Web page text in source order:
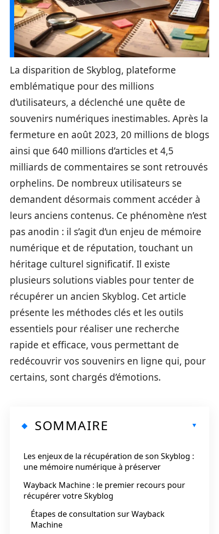
La disparition de Skyblog, plateforme
emblématique pour des millions
d’utilisateurs, a déclenché une quête de
souvenirs numériques inestimables. Après la
fermeture en août 2023, 20 millions de blogs
ainsi que 640 millions d’articles et 4,5
milliards de commentaires se sont retrouvés
orphelins. De nombreux utilisateurs se
demandent désormais comment accéder à
leurs anciens contenus. Ce phénomène n’est
pas anodin : il s’agit d’un enjeu de mémoire
numérique et de réputation, touchant un
héritage culturel significatif. Il existe
plusieurs solutions viables pour tenter de
récupérer un ancien Skyblog. Cet article
présente les méthodes clés et les outils
essentiels pour réaliser une recherche
rapide et efficace, vous permettant de
redécouvrir vos souvenirs en ligne qui, pour
certains, sont chargés d’émotions.
SOMMAIRE
Les enjeux de la récupération de son Skyblog :
une mémoire numérique à préserver
Wayback Machine : le premier recours pour
récupérer votre Skyblog
Étapes de consultation sur Wayback
Machine